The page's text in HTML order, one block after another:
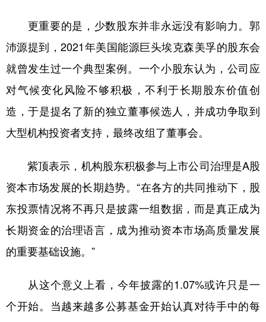
更重要的是，少数股东并非永远没有影响力。郭
沛源提到，2021年美国能源巨头埃克森美孚的股东会
就曾发生过一个典型案例。一个小股东认为，公司应
对气候变化风险不够积极，不利于长期股东价值创
造，于是提名了新的独立董事候选人，并成功争取到
大型机构投资者支持，最终改组了董事会。
紫顶表示，机构股东积极参与上市公司治理是A股
资本市场发展的长期趋势。“在各方的共同推动下，股
东投票情况将不再只是披露一组数据，而是真正成为
长期资金的治理语言，成为推动资本市场高质量发展
的重要基础设施。”
从这个意义上看，今年披露的1.07%或许只是一
个开始。当越来越多公募基金开始认真对待手中的每